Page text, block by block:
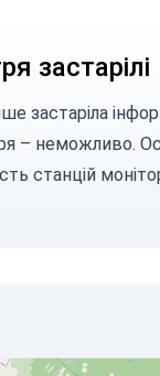
застарілі
застаріла
– неможливо.
станцій